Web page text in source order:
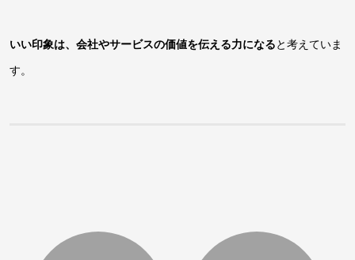
いい印象は、会社やサービスの価値を伝える力になると考えていま
す。